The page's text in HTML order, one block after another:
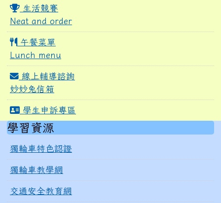
生活競賽
Neat and order
午餐菜單
Lunch menu
線上輔導諮詢
妙妙兔信箱
學生申訴專區
右邊區域內容
學習資源
獨輪車特色認證
獨輪車教學網
交通安全教育網